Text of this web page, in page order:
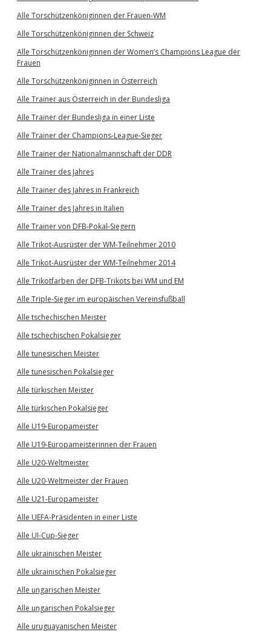
Alle Torschützenköniginnen der Frauen-WM
Alle Torschützenköniginnen der Schweiz
Alle Torschützenköniginnen der Women’s Champions League der
Frauen
Alle Torschützenköniginnen in Österreich
Alle Trainer aus Österreich in der Bundesliga
Alle Trainer der Bundesliga in einer Liste
Alle Trainer der Champions-League-Sieger
Alle Trainer der Nationalmannschaft der DDR
Alle Trainer des Jahres
Alle Trainer des Jahres in Frankreich
Alle Trainer des Jahres in Italien
Alle Trainer von DFB-Pokal-Siegern
Alle Trikot-Ausrüster der WM-Teilnehmer 2010
Alle Trikot-Ausrüster der WM-Teilnehmer 2014
Alle Trikotfarben der DFB-Trikots bei WM und EM
Alle Triple-Sieger im europäischen Vereinsfußball
Alle tschechischen Meister
Alle tschechischen Pokalsieger
Alle tunesischen Meister
Alle tunesischen Pokalsieger
Alle türkischen Meister
Alle türkischen Pokalsieger
Alle U19-Europameister
Alle U19-Europameisterinnen der Frauen
Alle U20-Weltmeister
Alle U20-Weltmeister der Frauen
Alle U21-Europameister
Alle UEFA-Präsidenten in einer Liste
Alle UI-Cup-Sieger
Alle ukrainischen Meister
Alle ukrainischen Pokalsieger
Alle ungarischen Meister
Alle ungarischen Pokalsieger
Alle uruguayanischen Meister